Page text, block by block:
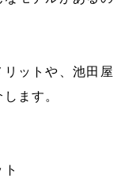
ットや、池田屋
ます。
ト